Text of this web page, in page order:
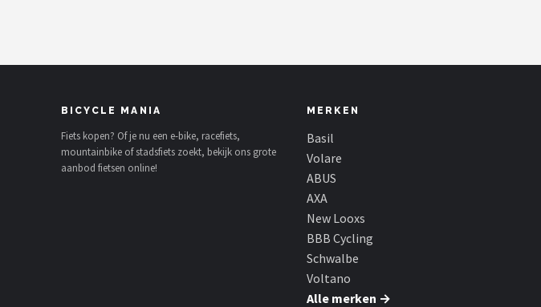
Volare
ABUS
BICYCLE MANIA
Fiets kopen? Of je nu een e-bike, racefiets,
mountainbike of stadsfiets zoekt, bekijk ons grote
aanbod fietsen online!
MERKEN
Basil
Volare
ABUS
AXA
New Looxs
BBB Cycling
Schwalbe
Voltano
Alle merken →